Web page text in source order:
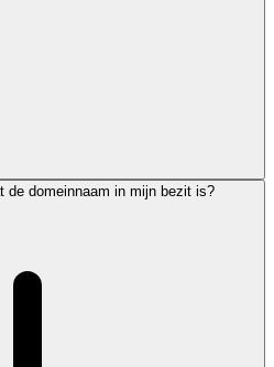
de domeinnaam in mijn bezit is?